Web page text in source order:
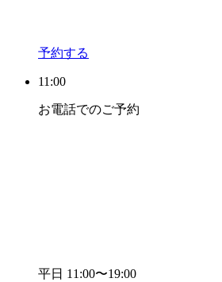
予約する
11:00
お電話でのご予約
平日 11:00〜19:00